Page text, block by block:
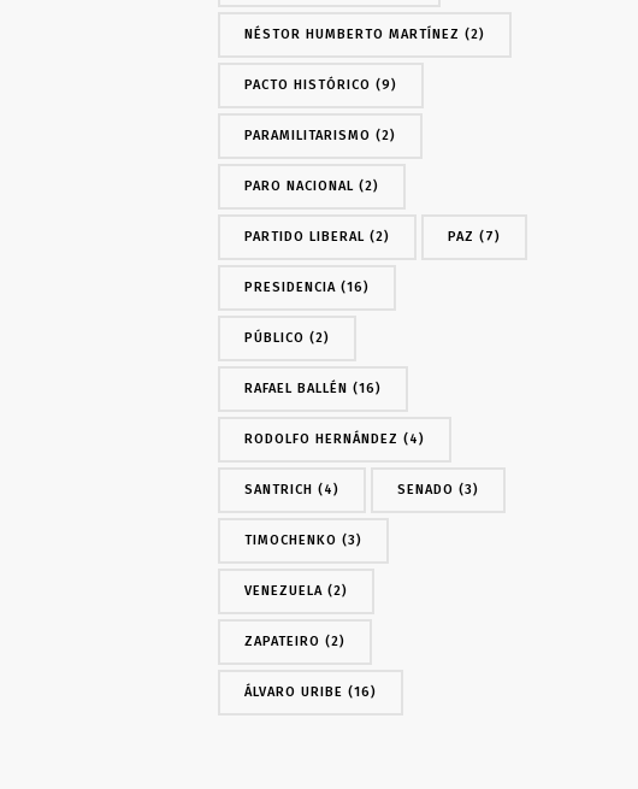
NÉSTOR HUMBERTO MARTÍNEZ (2)
PACTO HISTÓRICO (9)
PARAMILITARISMO (2)
PARO NACIONAL(2)
PARTIDO LIBERAL(2) PAZ (7)
PRESIDENCIA(16)
PÚBLICO (2)
RAFAEL BALLÉN (16)
RODOLFO HERNÁNDEZ (4)
SANTRICH (4) SENADO (3)
TIMOCHENKO (3)
VENEZUELA(2)
ZAPATEIRO (2)
ÁLVARO URIBE (16)